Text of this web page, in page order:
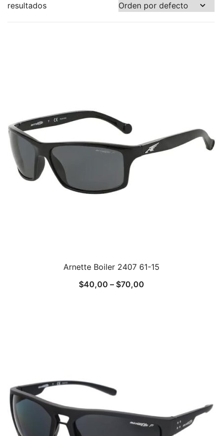
resultados
Arnette Boiler 2407 61-15
$40,00 – $70,00